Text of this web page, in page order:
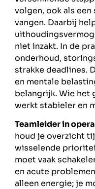
volgen, ook als
vangen. Daarbij
niet inzakt. In de
onderhoud,
strakke deadlines.
en mentale
belangrijk. Wie het
werkt stabieler en
Teamleider in
houd je overzicht
wisselende
moet vaak
en acute
alleen energie; je